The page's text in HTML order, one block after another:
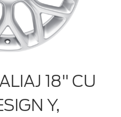
18" CU
Y,